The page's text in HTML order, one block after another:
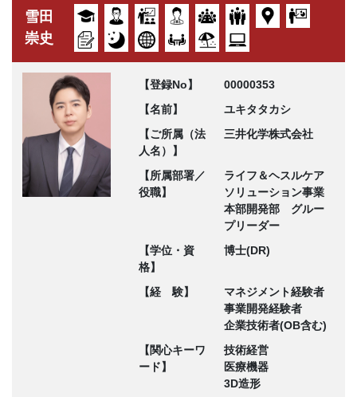
雪田
崇史
【登録No】
00000353
【名前】
ユキタタカシ
【ご所属（法
人名）】
三井化学株式会社
【所属部署／
役職】
ライフ＆ヘスルケア
ソリューション事業
本部開発部 グルー
プリーダー
【学位・資
格】
博士(DR)
【経 験】
マネジメント経験者
事業開発経験者
企業技術者(OB含む)
【関心キーワ
ード】
技術経営
医療機器
3D造形